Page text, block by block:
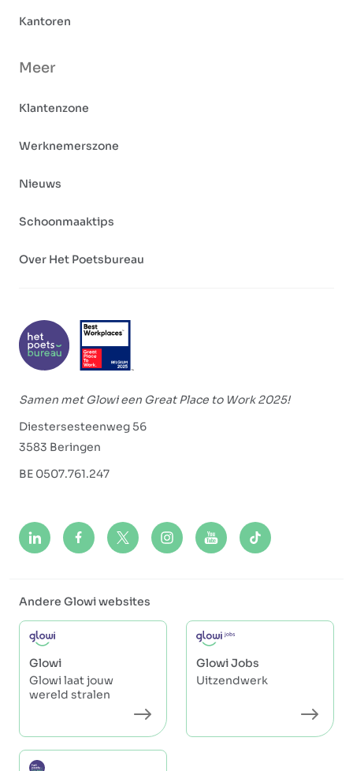
Samen met Glowi een Great Place to Work 2025!
Diestersesteenweg 56
3583 Beringen
BE 0507.761.247
Kantoren
Meer
Klantenzone
Werknemerszone
Nieuws
Schoonmaaktips
Over Het Poetsbureau
Andere Glowi websites
Glowi
Glowi laat jouw
wereld stralen
Glowi Jobs
Uitzendwerk